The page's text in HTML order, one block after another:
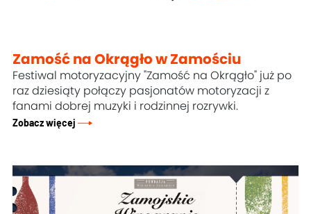
Zamość na Okrągło w Zamościu
Festiwal motoryzacyjny "Zamość na Okrągło" już po
raz dziesiąty połączy pasjonatów motoryzacji z
fanami dobrej muzyki i rodzinnej rozrywki.
Zobacz więcej